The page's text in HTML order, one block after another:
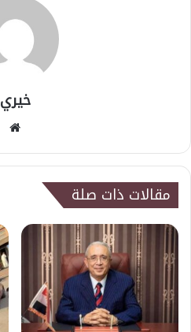
خيري
مقالات ذات صلة